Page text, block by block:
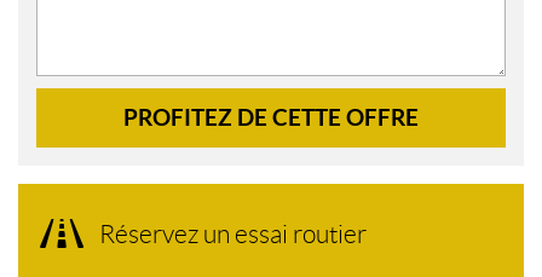
PROFITEZ DE CETTE OFFRE
Réservez un essai routier